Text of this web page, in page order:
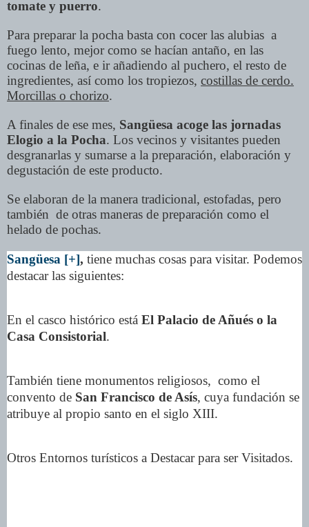
tomate y puerro.
Para preparar la pocha basta con cocer las alubias a
fuego lento, mejor como se hacían antaño, en las
cocinas de leña, e ir añadiendo al puchero, el resto de
ingredientes, así como los tropiezos, costillas de cerdo.
Morcillas o chorizo.
A finales de ese mes, Sangüesa acoge las jornadas
Elogio a la Pocha. Los vecinos y visitantes pueden
desgranarlas y sumarse a la preparación, elaboración y
degustación de este producto.
Se elaboran de la manera tradicional, estofadas, pero
también de otras maneras de preparación como el
helado de pochas.
Sangüesa [+], tiene muchas cosas para visitar. Podemos
destacar las siguientes:
En el casco histórico está El Palacio de Añués o la
Casa Consistorial.
También tiene monumentos religiosos, como el
convento de San Francisco de Asís, cuya fundación se
atribuye al propio santo en el siglo XIII.
Otros Entornos turísticos a Destacar para ser Visitados.